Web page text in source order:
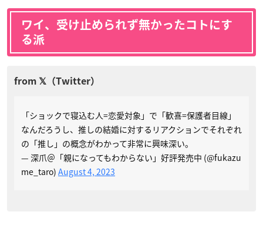
ワイ、受け止められず無かったコトにす
る派
「ショックで寝込む人=恋愛対象」で「歓喜=保護者目線」
なんだろうし、推しの結婚に対するリアクションでそれぞれ
の「推し」の概念がわかって非常に興味深い。
— 深爪＠「親になってもわからない」好評発売中 (@fukazu
me_taro) August 4, 2023